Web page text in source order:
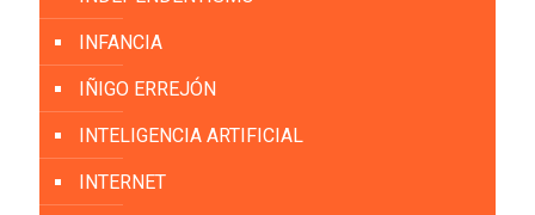
INFANCIA
IÑIGO ERREJÓN
INTELIGENCIA ARTIFICIAL
INTERNET